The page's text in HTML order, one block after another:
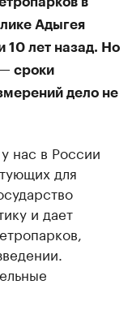
Адыгея
10 лет назад. Но
сроки
дело не
нас в России
для
и дает